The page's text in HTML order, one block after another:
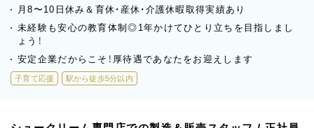
月8〜10日休み＆育休・産休・介護休暇取得実績あり
未経験も安心の教育体制◎1年かけてひとり立ちを目指しまし
ょう！
安定企業だからこそ！厚待遇であなたをお迎えします
子育て応援 駅から徒歩5分以内